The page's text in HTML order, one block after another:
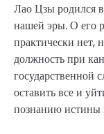
Лао Цзы родился
нашей эры. О его
практически нет,
должность при
государственной
оставить все и
познанию истины